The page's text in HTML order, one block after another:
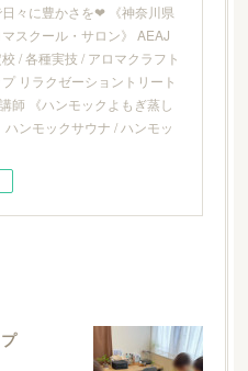
々に豊かさを❤︎ 《神奈川県
スクール・サロン》 AEAJ
/ 各種実技 / アロマクラフト
リラクゼーショントリート
師 《ハンモックよもぎ蒸し
ンモックサウナ / ハンモッ